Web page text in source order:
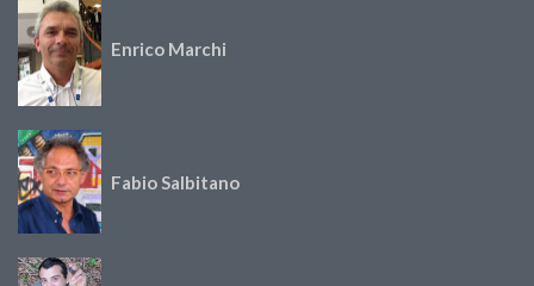
Enrico Marchi
Fabio Salbitano